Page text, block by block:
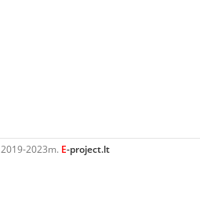
2019-2023m. E-project.lt